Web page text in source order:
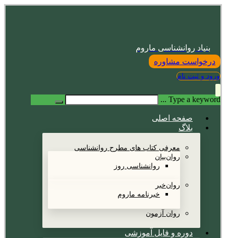
بنیاد روانشناسی ماروم
درخواست مشاوره
ورود و ثبت نام
Type a keyword ...
صفحه اصلی
بلاگ
معرفی کتاب های مطرح روانشناسی
روان‌بیان
روانشناسی روز
روان‌خبر
خبرنامه ماروم
روان آزمون
دوره و فایل آموزشی